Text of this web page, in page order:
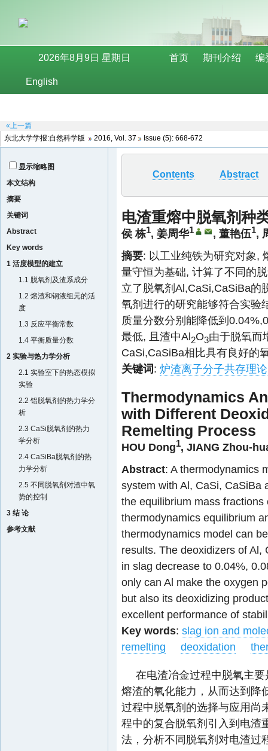
«上一篇
东北大学学报:自然科学版
2016, Vol. 37 Issue (5): 668-672
显示缩略图
本文结构
摘要
关键词
Abstract
Key words
1 活度模型的建立
1.1 脱氧剂及渣系成分
1.2 熔渣和钢液组元的活
度
1.3 反应平衡常数
1.4 平衡质量分数
2 实验与热力学分析
2.1 实验室下的热态模拟
实验
2.2 铝脱氧剂的热力学分
析
2.3 CaSi脱氧剂的热力
学分析
2.4 CaSiBa脱氧剂的热
力学分析
2.5 不同脱氧剂对渣中氧
势的控制
3 结 论
参考文献
Contents Abstract
电渣重熔中脱氧剂种
侯 栋1, 姜周华1 , 董艳伍1,
摘要: 以工业纯铁为研究对象,
量守恒为基础, 计算了不同的
立了脱氧剂Al,CaSi,CaSiBa的
氧剂进行的研究能够符合实验
质量分数分别能降低到
最低, 且渣中Al2O3由于脱氧而
CaSi,CaSiBa相比具有良好的
关键词: 炉渣离子分子共存理论
Thermodynamics
with Different
Remelting Process
HOU Dong1, JIANG Zhou-
Abstract: A thermodynamics
system with Al, CaSi, CaSiBa
the equilibrium mass
thermodynamics equilibrium
thermodynamics model can
results. The deoxidizers of
in slag decrease to 0.04%,
only can Al make the oxygen
but also its deoxidizing
excellent performance of
Key words: slag ion and
remelting
deoxidation
在电渣冶金过程中脱氧主
熔渣的氧化能力，从而达到降
过程中脱氧剂的选择与应用尚
程中的复合脱氧剂引入到电渣
法，分析不同脱氧剂对电渣过